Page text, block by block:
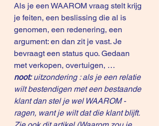
Als je een WAAROM vraag stelt krijg
je feiten, een beslissing die al is
genomen, een redenering, een
argument: en dan zit je vast. Je
bevraagt een status quo. Gedaan
met verkopen, overtuigen, …
noot: uitzondering : als je een relatie
wilt bestendigen met een bestaande
klant dan stel je wel WAAROM -
ragen, want je wilt dat die klant blijft.